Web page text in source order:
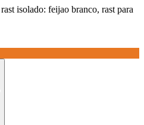
rast isolado: feijao branco, rast para